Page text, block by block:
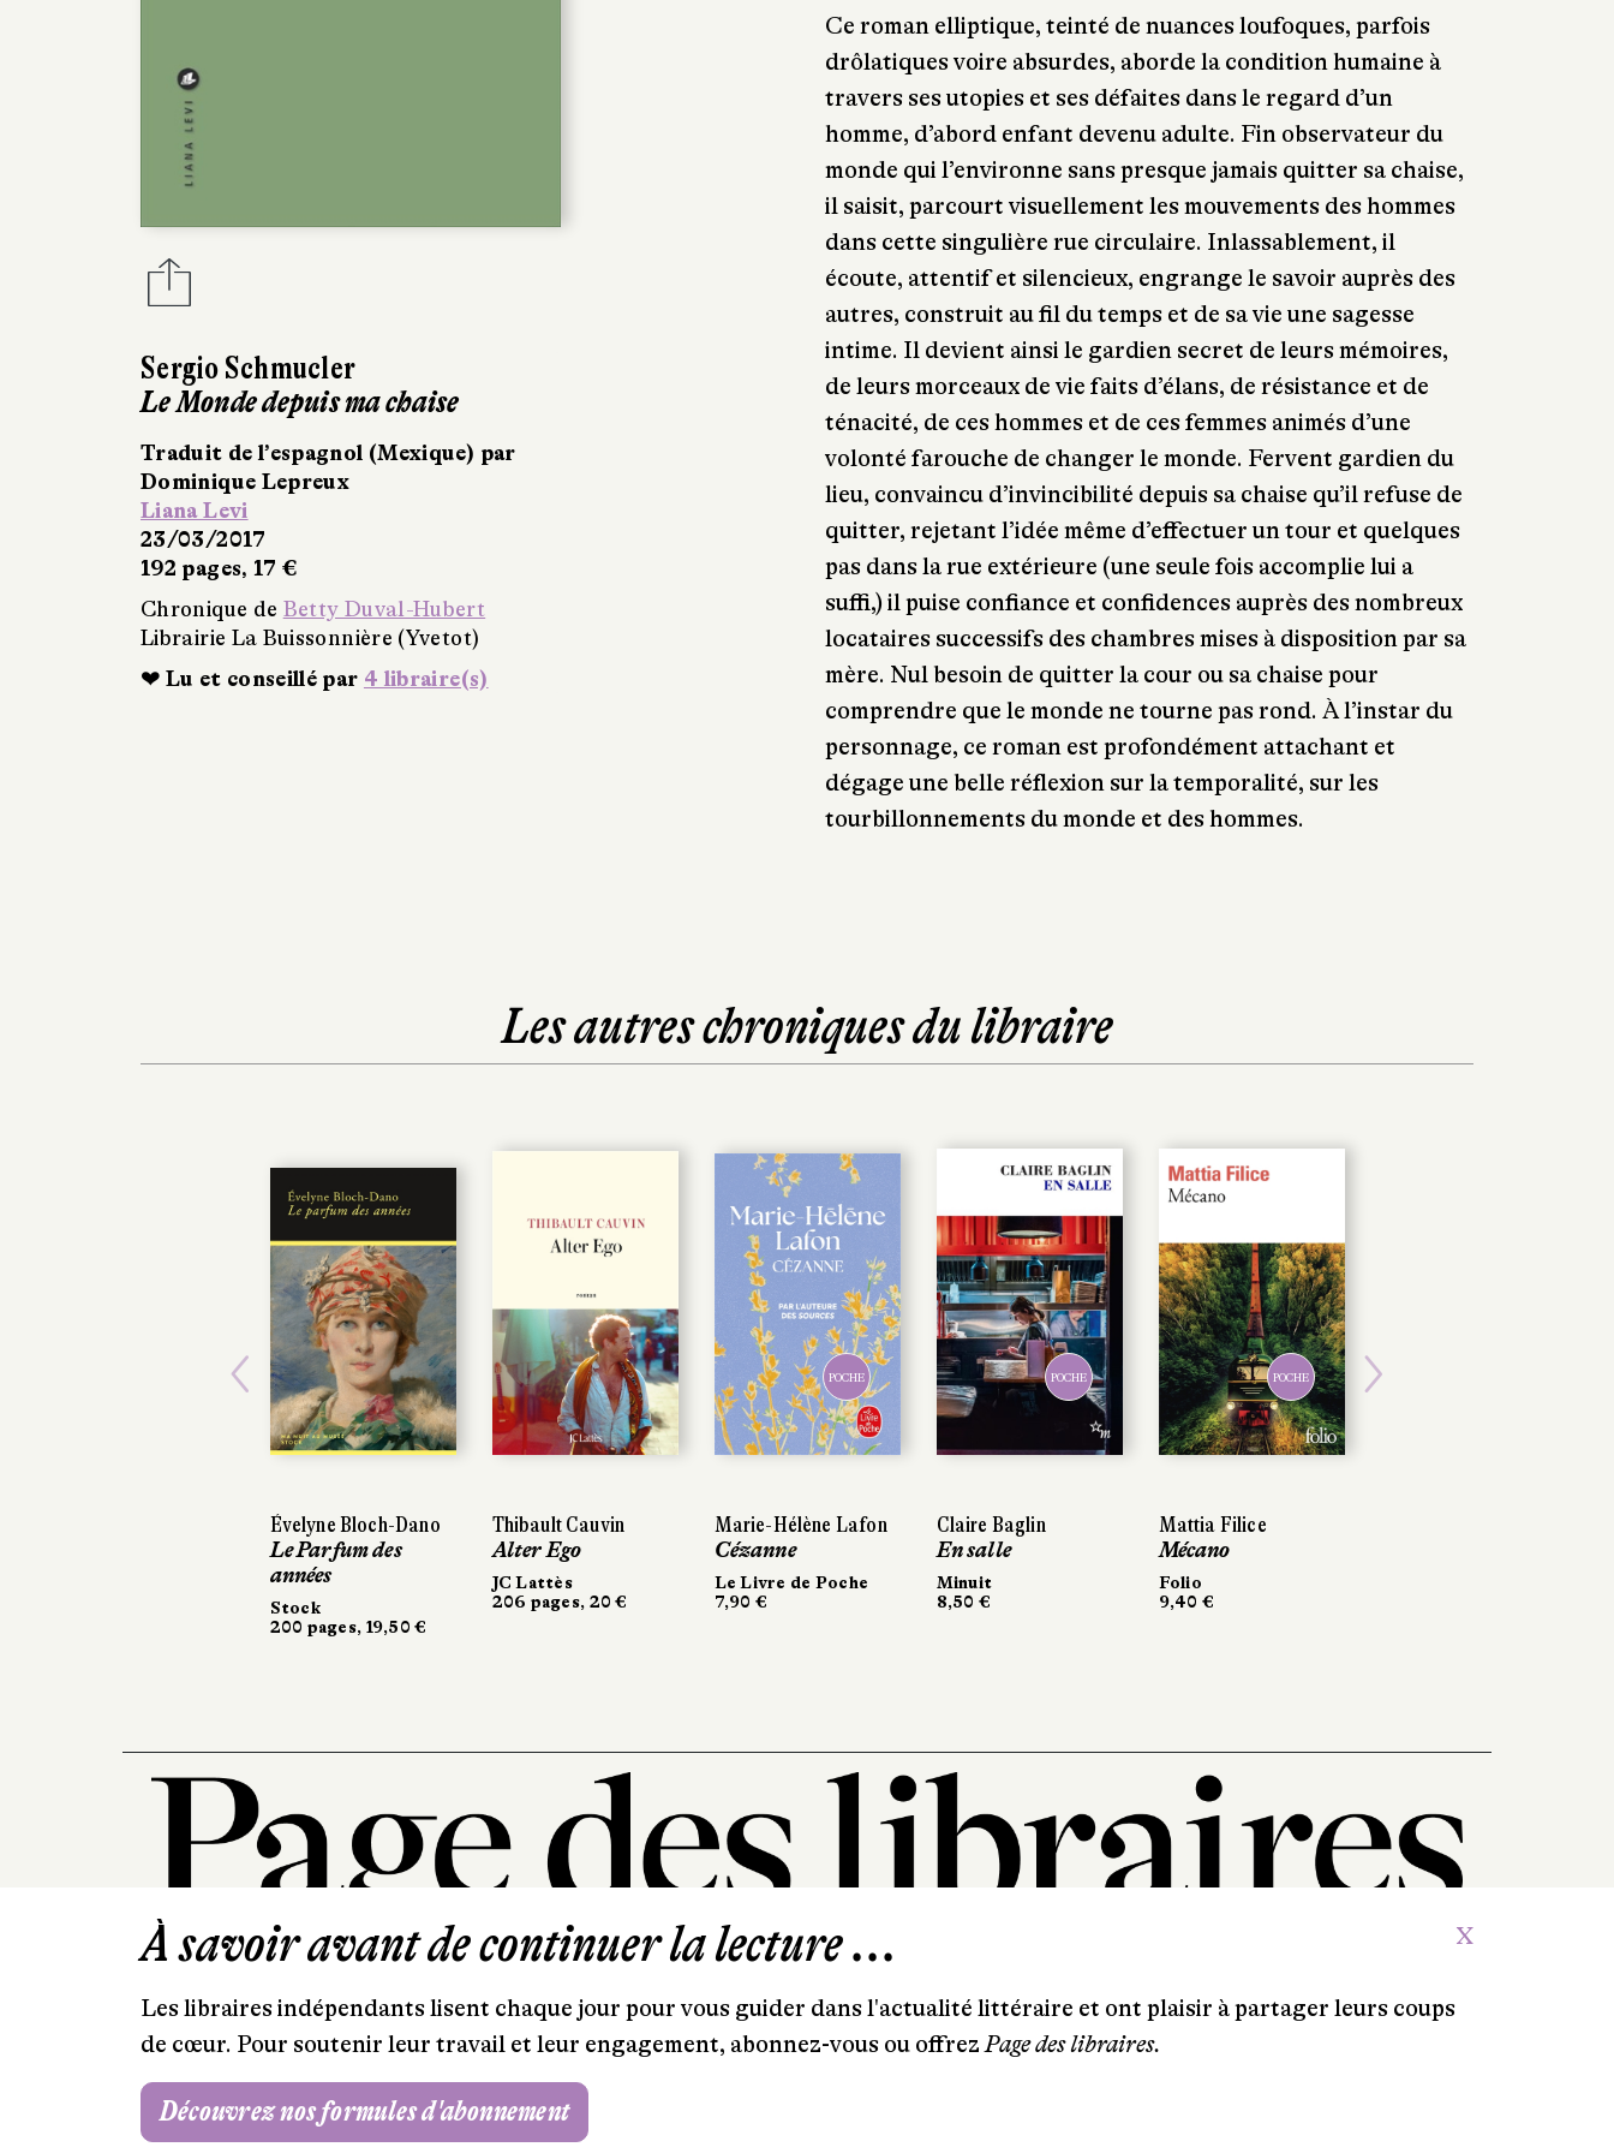
Sergio Schmucler
Le Monde depuis ma chaise
Traduit de l’espagnol (Mexique) par
Dominique Lepreux
Liana Levi
23/03/2017
192 pages, 17 €
Chronique de Betty Duval-Hubert
Librairie La Buissonnière (Yvetot)
❤ Lu et conseillé par 4 libraire(s)
Ce roman elliptique, teinté de nuances loufoques, parfois
drôlatiques voire absurdes, aborde la condition humaine à
travers ses utopies et ses défaites dans le regard d’un
homme, d’abord enfant devenu adulte. Fin observateur du
monde qui l’environne sans presque jamais quitter sa chaise,
il saisit, parcourt visuellement les mouvements des hommes
dans cette singulière rue circulaire. Inlassablement, il
écoute, attentif et silencieux, engrange le savoir auprès des
autres, construit au fil du temps et de sa vie une sagesse
intime. Il devient ainsi le gardien secret de leurs mémoires,
de leurs morceaux de vie faits d’élans, de résistance et de
ténacité, de ces hommes et de ces femmes animés d’une
volonté farouche de changer le monde. Fervent gardien du
lieu, convaincu d’invincibilité depuis sa chaise qu’il refuse de
quitter, rejetant l’idée même d’effectuer un tour et quelques
pas dans la rue extérieure (une seule fois accomplie lui a
suffi,) il puise confiance et confidences auprès des nombreux
locataires successifs des chambres mises à disposition par sa
mère. Nul besoin de quitter la cour ou sa chaise pour
comprendre que le monde ne tourne pas rond. À l’instar du
personnage, ce roman est profondément attachant et
dégage une belle réflexion sur la temporalité, sur les
tourbillonnements du monde et des hommes.
Les autres chroniques du libraire
Évelyne Bloch-Dano
Le Parfum des
années
Stock
200 pages, 19,50 €
Thibault Cauvin
Alter Ego
JC Lattès
206 pages, 20 €
POCHE
Marie-Hélène Lafon
Cézanne
Le Livre de Poche
7,90 €
POCHE
Claire Baglin
En salle
Minuit
8,50 €
POCHE
Mattia Filice
Mécano
Folio
9,40 €
Previous
101, rue Saint-Lazare
T. 01 44 41 97 20
À savoir avant de continuer la lecture ... X
Les libraires indépendants lisent chaque jour pour vous guider dans l'actualité littéraire et ont plaisir à partager leurs coups
de cœur. Pour soutenir leur travail et leur engagement, abonnez-vous ou offrezPage des libraires.
Découvrez nos formules d'abonnement